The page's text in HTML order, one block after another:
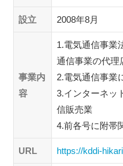
設立 2008年8月
事業内
容
1.電気通信事業
通信事業の代理
2.電気通信事業
3.インターネッ
信販売業
4.前各号に附帯
URL https://kddi-